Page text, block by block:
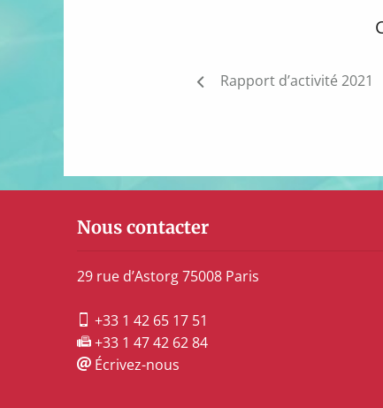
NavigationRapport d’activité 2021
Nous contacter
29 rue d’Astorg 75008 Paris
+33 1 42 65 17 51
+33 1 47 42 62 84
Écrivez-nous